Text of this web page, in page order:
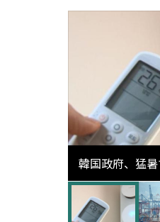
韓国政府、猛
高更新の可能